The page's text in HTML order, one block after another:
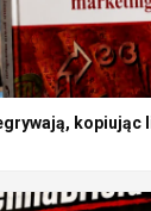
kopiując